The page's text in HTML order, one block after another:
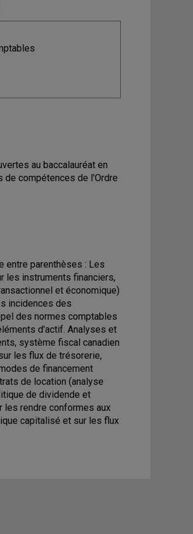
au baccalauréat en
compétences de l'Ordre
entre parenthèses : Les
les instruments financiers,
et économique)
incidences des
des normes comptables
d'actif. Analyses et
système fiscal canadien
les flux de trésorerie,
de financement
de location (analyse
de dividende et
les rendre conformes aux
capitalisé et sur les flux